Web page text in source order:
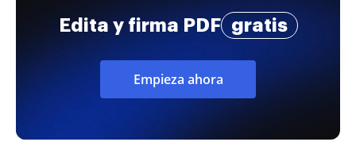
Edita y firma PDF gratis
Empieza ahora